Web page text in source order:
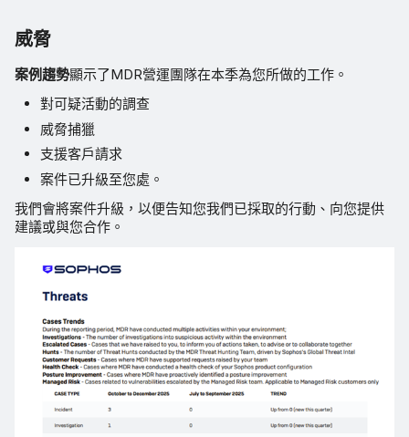
威脅
案例趨勢顯示了MDR營運團隊在本季為您所做的工作。
對可疑活動的調查
威脅捕獵
支援客戶請求
案件已升級至您處。
我們會將案件升級，以便告知您我們已採取的行動、向您提供
建議或與您合作。